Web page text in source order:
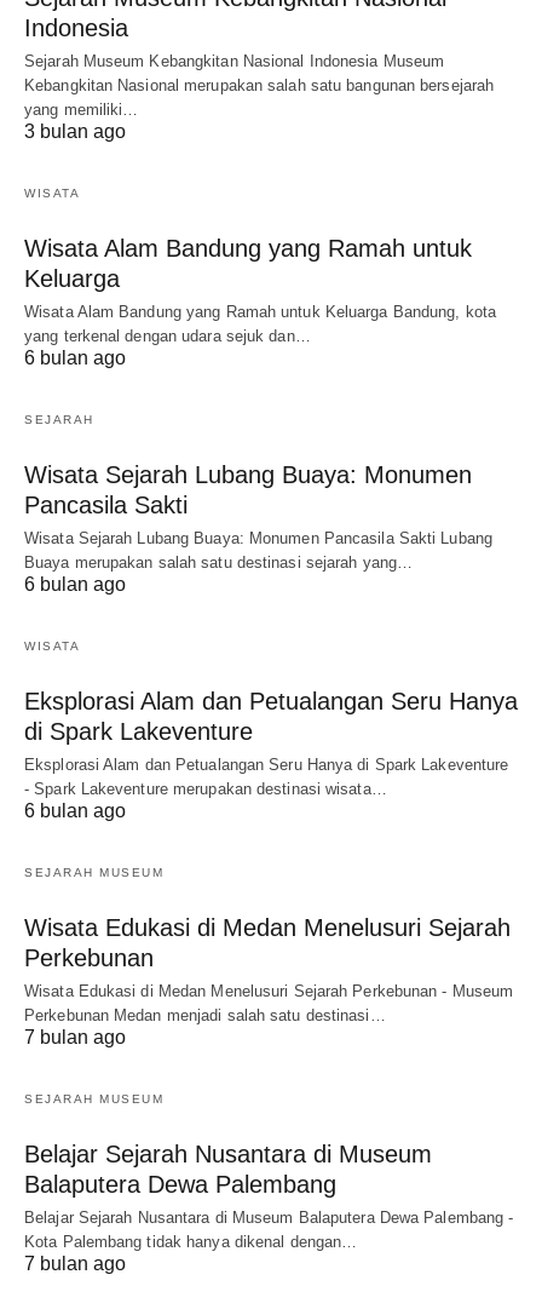
Indonesia
Sejarah Museum Kebangkitan Nasional Indonesia Museum
Kebangkitan Nasional merupakan salah satu bangunan bersejarah
yang memiliki…
3 bulan ago
WISATA
Wisata Alam Bandung yang Ramah untuk
Keluarga
Wisata Alam Bandung yang Ramah untuk Keluarga Bandung, kota
yang terkenal dengan udara sejuk dan…
6 bulan ago
SEJARAH
Wisata Sejarah Lubang Buaya: Monumen
Pancasila Sakti
Wisata Sejarah Lubang Buaya: Monumen Pancasila Sakti Lubang
Buaya merupakan salah satu destinasi sejarah yang…
6 bulan ago
WISATA
Eksplorasi Alam dan Petualangan Seru Hanya
di Spark Lakeventure
Eksplorasi Alam dan Petualangan Seru Hanya di Spark Lakeventure
- Spark Lakeventure merupakan destinasi wisata…
6 bulan ago
SEJARAH MUSEUM
Wisata Edukasi di Medan Menelusuri Sejarah
Perkebunan
Wisata Edukasi di Medan Menelusuri Sejarah Perkebunan - Museum
Perkebunan Medan menjadi salah satu destinasi…
7 bulan ago
SEJARAH MUSEUM
Belajar Sejarah Nusantara di Museum
Balaputera Dewa Palembang
Belajar Sejarah Nusantara di Museum Balaputera Dewa Palembang -
Kota Palembang tidak hanya dikenal dengan…
7 bulan ago